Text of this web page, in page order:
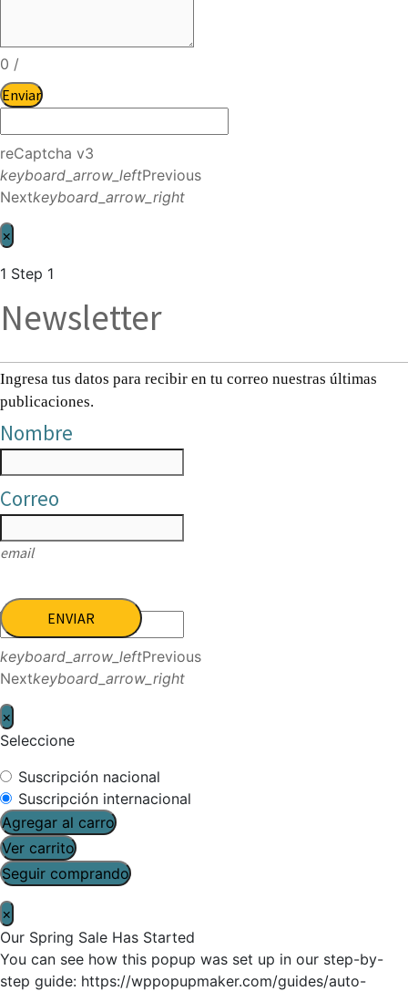
0 /
Enviar
reCaptcha v3
keyboard_arrow_leftPrevious
Nextkeyboard_arrow_right
×
1 Step 1
Newsletter
Ingresa tus datos para recibir en tu correo nuestras últimas
publicaciones.
Nombre
Correo
email
ENVIAR
keyboard_arrow_leftPrevious
Nextkeyboard_arrow_right
×
Seleccione
Suscripción nacional
Suscripción internacional
Agregar al carro
Ver carrito
Seguir comprando
×
Our Spring Sale Has Started
You can see how this popup was set up in our step-by-
step guide: https://wppopupmaker.com/guides/auto-